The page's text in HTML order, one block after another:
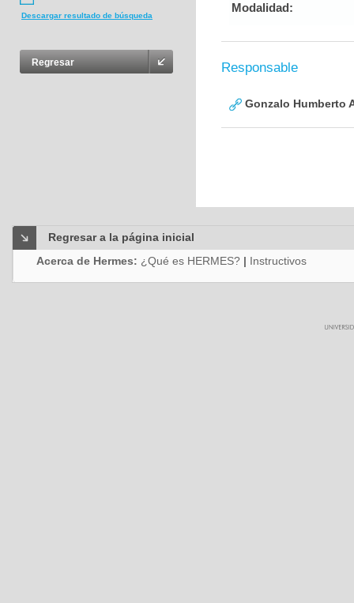
Descargar resultado de búsqueda
Regresar
Modalidad:
Responsable
Gonzalo Humberto
Regresar a la página inicial
Acerca de Hermes: ¿Qué es HERMES? | Instructivos